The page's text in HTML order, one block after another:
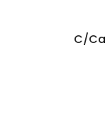
C/